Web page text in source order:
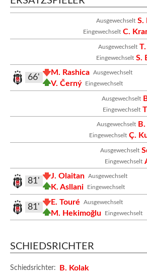
Ausgewechselt S.
Eingewechselt C.
Ausgewechselt
Eingewechselt S.
Ausgewechselt
M. Rashica
Eingewechselt
V. Černý
66'
Ausgewechselt
Eingewechselt
Ausgewechselt
Eingewechselt Ç.
Ausgewechselt
Eingewechselt
Ausgewechselt
J. Olaitan
Eingewechselt
K. Asllani
81'
Ausgewechselt
E. Touré
Eingewechselt
M. Hekimoğlu
81'
SCHIEDSRICHTER
Schiedsrichter: B. Kolak